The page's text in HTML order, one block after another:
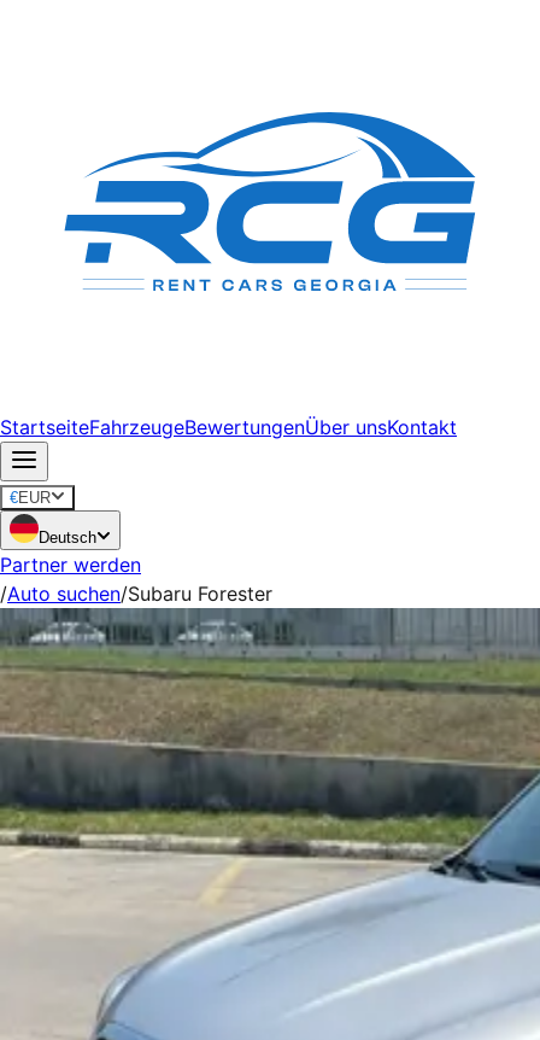
StartseiteFahrzeugeBewertungenÜber unsKontakt
€EUR
Deutsch
Partner werden
/Auto suchen/Subaru Forester